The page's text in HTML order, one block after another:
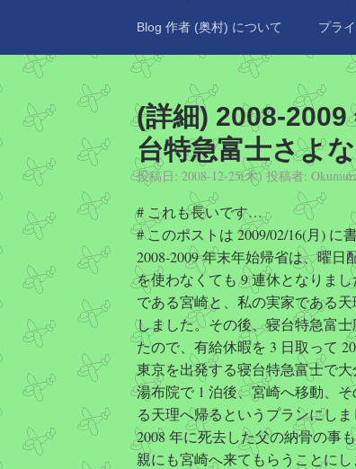
Blog 作者 (奥村) について プラ
(詳細) 2008-2009
台特急富士さよ
投稿日: 2008-12-25(木)投稿者:
# これも長いです…
# このポストは 2009/02/16(月) に
2008-2009 年末年始帰省は、曜日
を使わなくても 9 連休となりま
である宮崎と、私の実家である
しました。その後、寝台特急富
たので、有給休暇を 3 日取って
東京を出発する寝台特急富士で
湯布院で 1 泊後、宮崎へ移動、
る天理へ帰るというプランにしま
2008 年に死去した父の納骨の事
親にも宮崎へ来てもらうことに